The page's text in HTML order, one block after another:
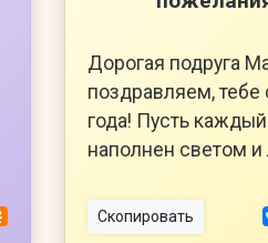
Дорогая подруга
поздравляем, тебе
года! Пусть
наполнен светом
Скопировать